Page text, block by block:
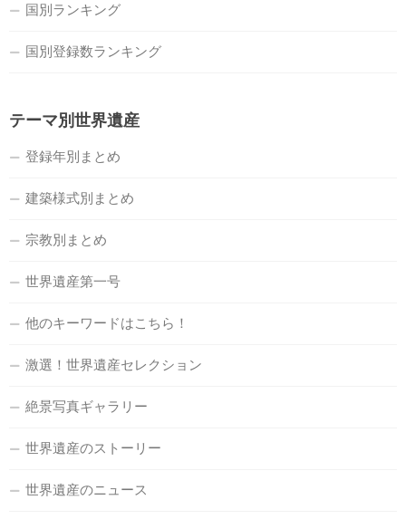
国別ランキング
国別登録数ランキング
テーマ別世界遺産
登録年別まとめ
建築様式別まとめ
宗教別まとめ
世界遺産第一号
他のキーワードはこちら！
激選！世界遺産セレクション
絶景写真ギャラリー
世界遺産のストーリー
世界遺産のニュース